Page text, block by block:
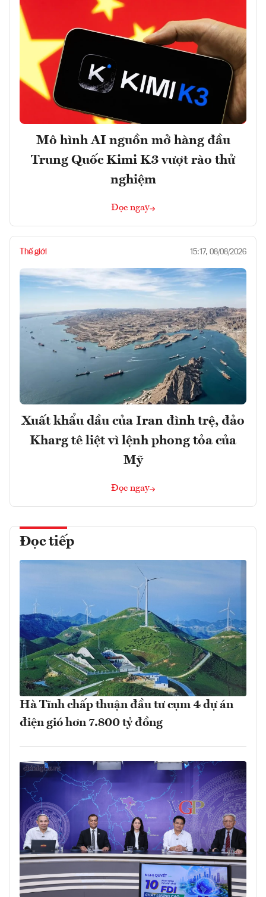
Mô hình AI nguồn mở hàng đầu
Trung Quốc Kimi K3 vượt rào thử
nghiệm
Đọc ngay
Thế giới 15:17, 08/08/2026
Xuất khẩu dầu của Iran đình trệ, đảo
Kharg tê liệt vì lệnh phong tỏa của
Mỹ
Đọc ngay
Đọc tiếp
Hà Tĩnh chấp thuận đầu tư cụm 4 dự án
điện gió hơn 7.800 tỷ đồng